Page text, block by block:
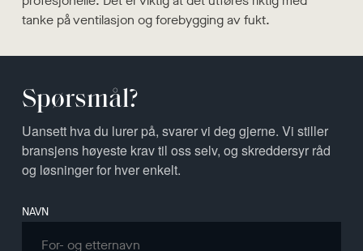
tanke på ventilasjon og forebygging av fukt.
Spørsmål?
Uansett hva du lurer på, svarer vi deg gjerne. Vi stiller
bransjens høyeste krav til oss selv, og skreddersyr råd
og løsninger for hver enkelt.
Leave
this
field
NAVN